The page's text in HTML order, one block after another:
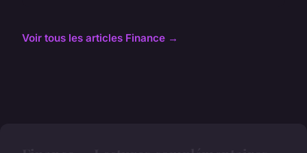
Voir tous les articles Finance →